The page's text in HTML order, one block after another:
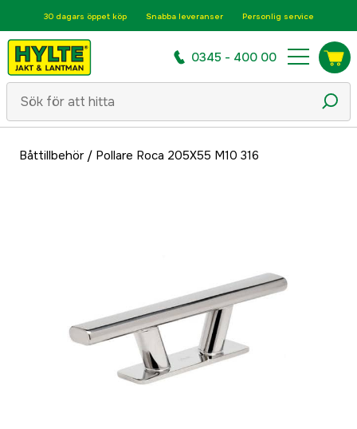
30 dagars öppet köp Snabba leveranser Personlig service
0345 - 400 00
Båttillbehör/ Pollare Roca 205X55 M10 316